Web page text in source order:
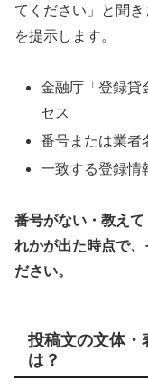
てください」と聞
を提示します。
金融庁「登録貸
セス
番号または業者
一致する登録情
番号がない・教え
れかが出た時点で
ださい。
投稿文の文体・
は？